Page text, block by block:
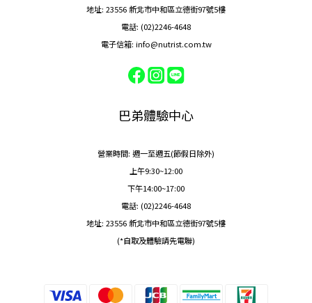
地址: 23556 新北市中和區立德街97號5樓
電話: (02)2246-4648
電子信箱: info@nutrist.com.tw
巴弟體驗中心
營業時間: 週一至週五(節假日除外)
上午9:30~12:00
下午14:00~17:00
電話: (02)2246-4648
地址: 23556 新北市中和區立德街97號5樓
(*自取及體驗請先電聯)